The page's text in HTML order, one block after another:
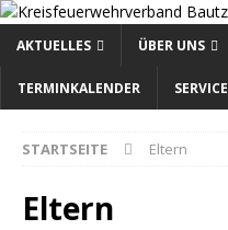
AKTUELLES ÜBER UNS
TERMINKALENDER SERVICE
STARTSEITE Eltern
Eltern